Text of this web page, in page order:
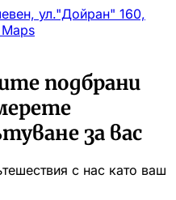
ул."Дойран" 160,
подбрани
за вас
с нас като ваш